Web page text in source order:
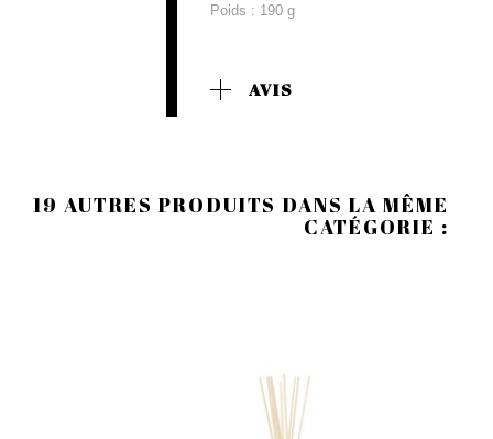
Poids : 190 g
AVIS
19 AUTRES PRODUITS DANS LA MÊME
CATÉGORIE :